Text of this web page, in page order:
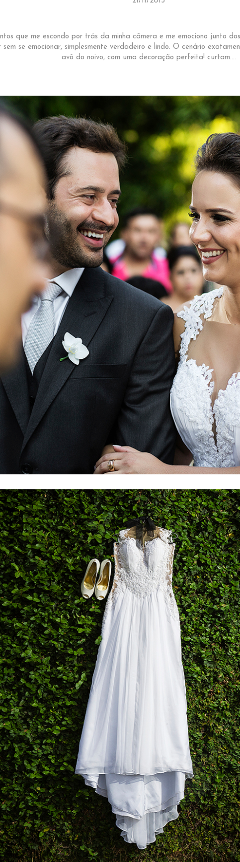
que me escondo por trás da minha câmera e me emociono junto
se emocionar, simplesmente verdadeiro e lindo. O cenário
avô do noivo, com uma decoração perfeita! curtam....